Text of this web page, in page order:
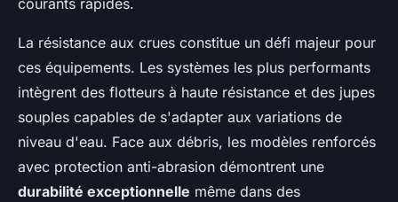
La résistance aux crues constitue un défi majeur pour
ces équipements. Les systèmes les plus performants
intègrent des flotteurs à haute résistance et des jupes
souples capables de s'adapter aux variations de
niveau d'eau. Face aux débris, les modèles renforcés
avec protection anti-abrasion démontrent une
durabilité exceptionnelle même dans des